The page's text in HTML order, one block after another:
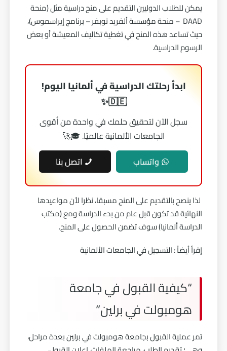
يمكن للطلاب الدوليين التقديم على منح دراسية مثل (منحة
DAAD – منحة مؤسسة ألفريد توبفر – برنامج إيراسموس)،
حيث تساعد هذه المنح في تغطية تكاليف المعيشة أو بعض
الرسوم الدراسية.
ابدأ رحلتك الدراسية في ألمانيا اليوم!
🇩🇪✨
سجل الآن لتحقيق حلمك في واحدة من أقوى
الجامعات الألمانية عالميًا. 🎓🚀
واتساب
اتصل بنا
لذا ينصح بالتقديم على المنح مسبقا، نظرا لأن مواعيدها
النهائية قد تكون قبل عام من بدء الدراسة ومع (مكتب
الدراسة ألمانيا) سوف تضمن الحصول على المنح.
إقرأ أيضاً :التسجيل في الجامعات الألمانية
“كيفية القبول في جامعة
هومبولت في برلين”
تمر عملية القبول بجامعة هومبولت في برلين بعدة مراحل،